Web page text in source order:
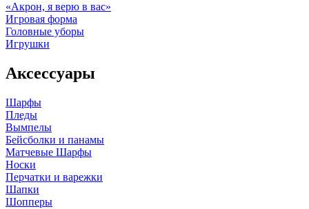
«Акрон, я верю в вас»
Игровая форма
Головные уборы
Игрушки
Аксессуары
Шарфы
Пледы
Вымпелы
Бейсболки и панамы
Матчевые Шарфы
Носки
Перчатки и варежки
Шапки
Шопперы